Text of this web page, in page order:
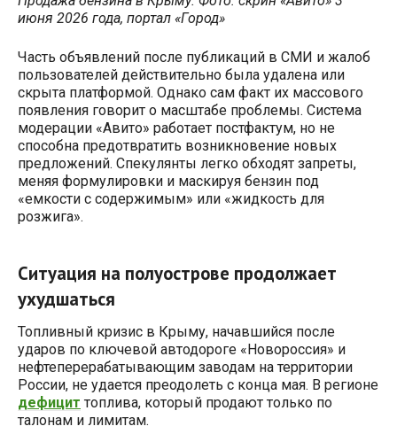
июня 2026 года, портал «Город»
Часть объявлений после публикаций в СМИ и жалоб
пользователей действительно была удалена или
скрыта платформой. Однако сам факт их массового
появления говорит о масштабе проблемы. Система
модерации «Авито» работает постфактум, но не
способна предотвратить возникновение новых
предложений. Спекулянты легко обходят запреты,
меняя формулировки и маскируя бензин под
«емкости с содержимым» или «жидкость для
розжига».
Ситуация на полуострове продолжает
ухудшаться
Топливный кризис в Крыму, начавшийся после
ударов по ключевой автодороге «Новороссия» и
нефтеперерабатывающим заводам на территории
России, не удается преодолеть с конца мая. В регионе
дефицит топлива, который продают только по
талонам и лимитам.